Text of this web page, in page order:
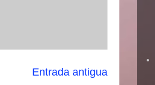
Entrada antigua